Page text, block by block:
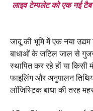
लाइव टेम्पलेट को एक नई
जादू की भूमि में एक नया
बाधाओं के जटिल जाल से
स्थापित कर रहे हों या किसी
फाइलिंग और अनुपालन
लॉजिस्टिक बाधा की तरह